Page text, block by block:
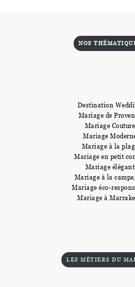
NOS
Destination
Mariage de
Mariage Couture
Mariage
Mariage à la
Mariage en petit
Mariage élégant
Mariage à la
Mariage éco-
Mariage à
LES MÉTIERS DU